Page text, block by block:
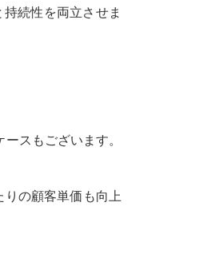
続性を両立させま
スもございます。
の顧客単価も向上